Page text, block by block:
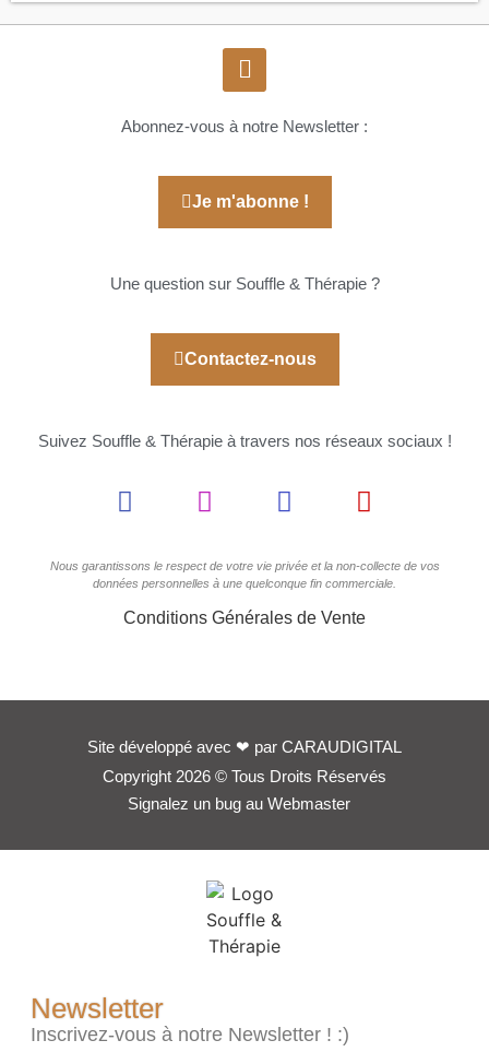
Abonnez-vous à notre Newsletter :
Je m'abonne !
Une question sur Souffle & Thérapie ?
Contactez-nous
Suivez Souffle & Thérapie à travers nos réseaux sociaux !
Nous garantissons le respect de votre vie privée et la non-collecte de vos
données personnelles à une quelconque fin commerciale.
Conditions Générales de Vente
Site développé avec ❤ par CARAUDIGITAL
Copyright 2026 © Tous Droits Réservés
Signalez un bug au Webmaster
Newsletter
Inscrivez-vous à notre Newsletter ! :)